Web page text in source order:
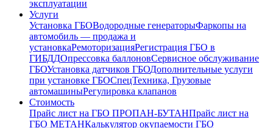
эксплуатации
Услуги
Установка ГБОВодородные генераторыФаркопы на
автомобиль — продажа и
установкаРемоторизацияРегистрация ГБО в
ГИБДДОпрессовка баллоновСервисное обслуживание
ГБОУстановка датчиков ГБОДополнительные услуги
при установке ГБОСпецТехника, Грузовые
автомашиныРегулировка клапанов
Стоимость
Прайс лист на ГБО ПРОПАН-БУТАНПрайс лист на
ГБО МЕТАНКалькулятор окупаемости ГБО